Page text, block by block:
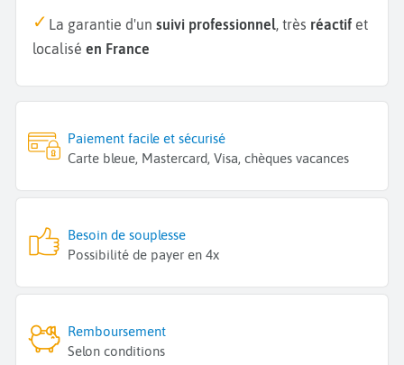
La garantie d'un suivi professionnel, très réactif et
localisé en France
Paiement facile et sécurisé
Carte bleue, Mastercard, Visa, chèques vacances
Besoin de souplesse
Possibilité de payer en 4x
Remboursement
Selon conditions